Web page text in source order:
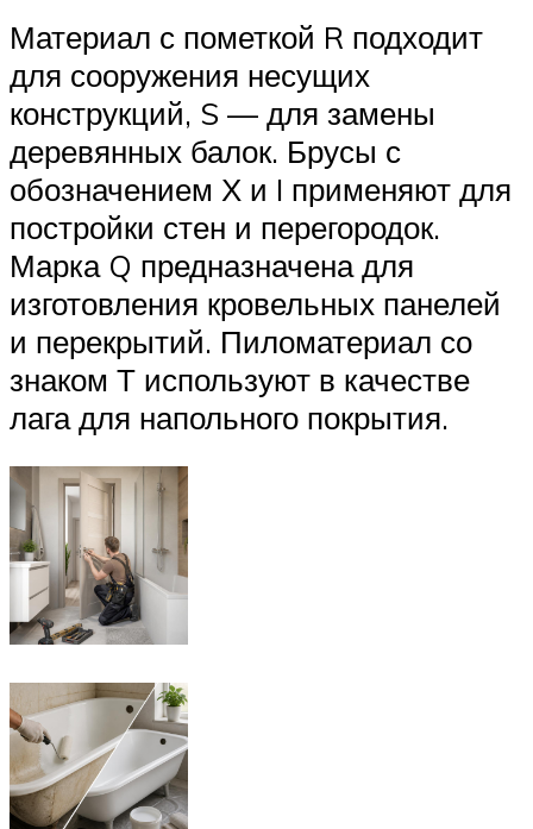
Материал с пометкой R подходит
для сооружения несущих
конструкций, S — для замены
деревянных балок. Брусы с
обозначением Х и I применяют для
постройки стен и перегородок.
Марка Q предназначена для
изготовления кровельных панелей
и перекрытий. Пиломатериал со
знаком Т используют в качестве
лага для напольного покрытия.